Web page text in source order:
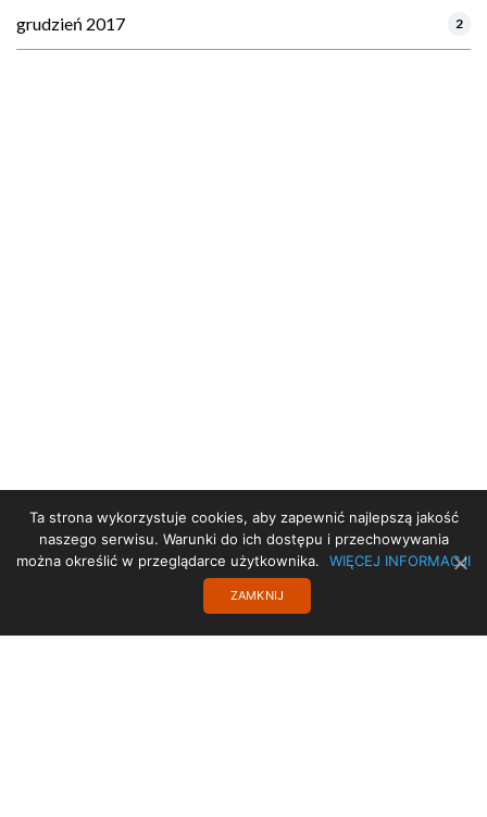
grudzień 2017 2
Ta strona wykorzystuje cookies, aby zapewnić najlepszą jakość
naszego serwisu. Warunki do ich dostępu i przechowywania
można określić w przeglądarce użytkownika.
WIĘCEJ INFORMACJI
ZAMKNIJ
STRONA GŁÓWNA
PROJEKT UE
STARA STRONA